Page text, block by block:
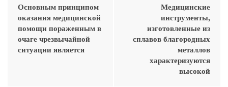
Основным принципом
оказания медицинской
помощи пораженным в
очаге чрезвычайной
ситуации является
Медицинские
инструменты,
изготовленные из
сплавов благородных
металлов
характеризуются
высокой